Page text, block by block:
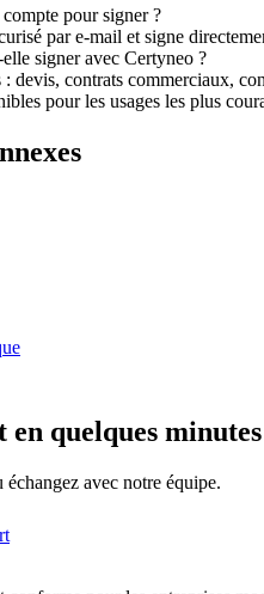
pour signer ?
par e-mail et signe
signer avec Certyneo ?
devis, contrats commerciaux,
pour les usages les plus
quelques minutes
avec notre équipe.